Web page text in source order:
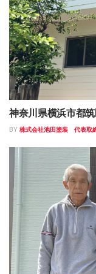
神奈川県横浜市都
BY 株式会社池田塗装 代表